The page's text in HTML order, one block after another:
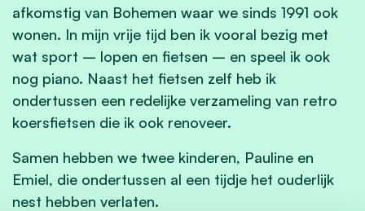
afkomstig van Bohemen waar we sinds 1991 ook
wonen. In mijn vrije tijd ben ik vooral bezig met
wat sport – lopen en fietsen – en speel ik ook
nog piano. Naast het fietsen zelf heb ik
ondertussen een redelijke verzameling van retro
koersfietsen die ik ook renoveer.
Samen hebben we twee kinderen, Pauline en
Emiel, die ondertussen al een tijdje het ouderlijk
nest hebben verlaten.